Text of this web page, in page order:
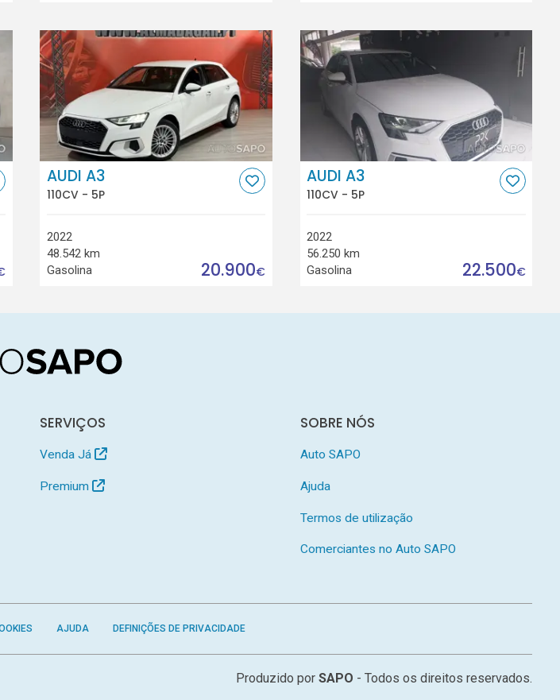
AUDI A3
110CV - 5P
2022
48.542 km
Gasolina
20.900€
AUDI A3
110CV - 5P
2022
56.250 km
Gasolina
22.500€
SERVIÇOS
Venda Já
Premium
SOBRE NÓS
Auto SAPO
Ajuda
Termos de utilização
Comerciantes no Auto SAPO
AJUDA DEFINIÇÕES DE PRIVACIDADE
Produzido porSAPO - Todos os direitos reservados.